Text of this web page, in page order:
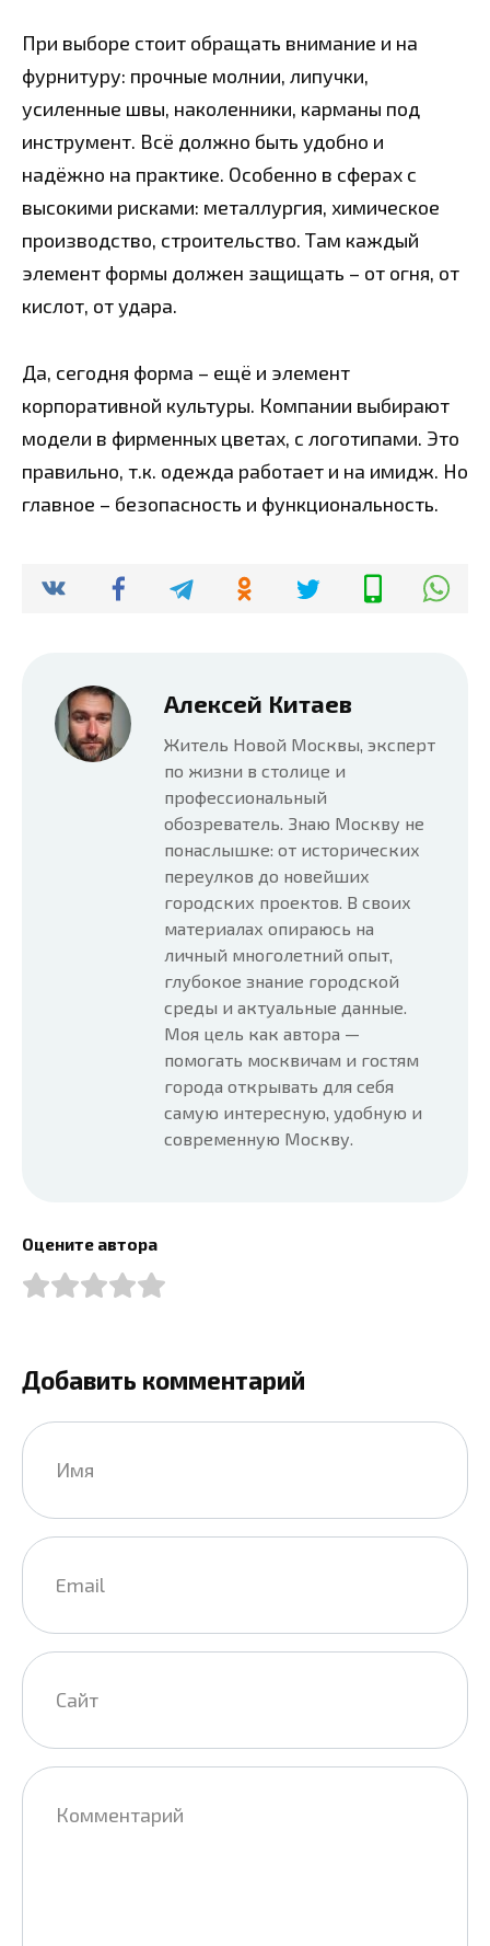
При выборе стоит обращать внимание и на
фурнитуру: прочные молнии, липучки,
усиленные швы, наколенники, карманы под
инструмент. Всё должно быть удобно и
надёжно на практике. Особенно в сферах с
высокими рисками: металлургия, химическое
производство, строительство. Там каждый
элемент формы должен защищать – от огня, от
кислот, от удара.
Да, сегодня форма – ещё и элемент
корпоративной культуры. Компании выбирают
модели в фирменных цветах, с логотипами. Это
правильно, т.к. одежда работает и на имидж. Но
главное – безопасность и функциональность.
Алексей Китаев
Житель Новой Москвы, эксперт
по жизни в столице и
профессиональный
обозреватель. Знаю Москву не
понаслышке: от исторических
переулков до новейших
городских проектов. В своих
материалах опираюсь на
личный многолетний опыт,
глубокое знание городской
среды и актуальные данные.
Моя цель как автора —
помогать москвичам и гостям
города открывать для себя
самую интересную, удобную и
современную Москву.
Оцените автора
Добавить комментарий
Имя
Email
Сайт
Комментарий